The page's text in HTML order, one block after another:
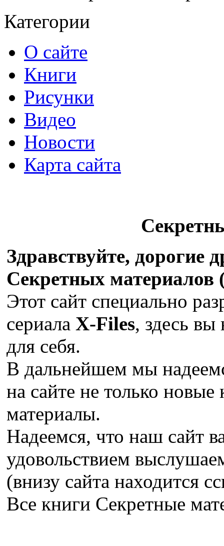
Категории
О сайте
Книги
Рисунки
Видео
Новости
Карта сайта
Здравствуйте, дорогие
Секретных материалов
Этот сайт специально
сериала X-Files, здесь вы
для себя.
В дальнейшем мы
на сайте не только
материалы.
Надеемся, что наш сайт
удовольствием
(внизу сайта находится
Все книги Секретные